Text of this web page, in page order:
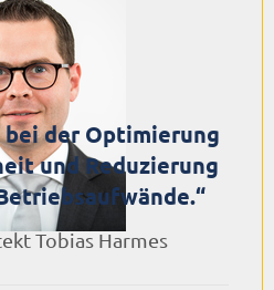
bei der Optimierung
und Reduzierung
Tobias Harmes